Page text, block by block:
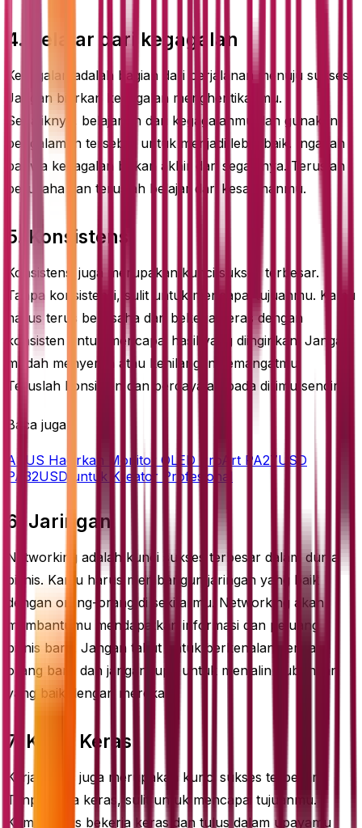
4. Belajar dari kegagalan
Kegagalan adalah bagian dari perjalanan menuju sukses.
Jangan biarkan kegagalan menghentikanmu.
Sebaliknya, belajarlah dari kegagalanmu dan gunakan
pengalaman tersebut untuk menjadi lebih baik. Ingatlah
bahwa kegagalan bukan akhir dari segalanya. Teruslah
berusaha dan teruslah belajar dari kesalahanmu.
5. Konsistensi
Konsistensi juga merupakan kunci sukses terbesar.
Tanpa konsistensi, sulit untuk mencapai tujuanmu. Kamu
harus terus berusaha dan bekerja keras dengan
konsisten untuk mencapai hasil yang diinginkan. Jangan
mudah menyerah atau kehilangan semangatmu.
Teruslah konsisten dan percayalah pada dirimu sendiri.
Baca juga
ASUS Hadirkan Monitor OLED ProArt PA27USD
PA32USD untuk Kreator Profesional
6. Jaringan
Networking adalah kunci sukses terbesar dalam dunia
bisnis. Kamu harus membangun jaringan yang baik
dengan orang-orang di sekitarmu. Networking akan
membantumu mendapatkan informasi dan peluang
bisnis baru. Jangan takut untuk berkenalan dengan
orang baru dan jangan lupa untuk menjalin hubungan
yang baik dengan mereka.
7. Kerja Keras
Kerja keras juga merupakan kunci sukses terbesar.
Tanpa kerja keras, sulit untuk mencapai tujuanmu.
Kamu harus bekerja keras dan tulus dalam upayamu